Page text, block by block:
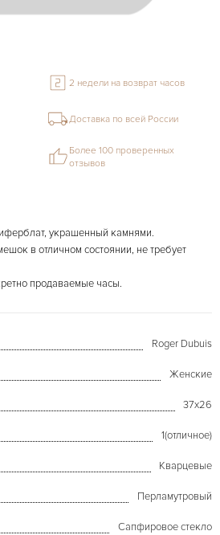
украшенный камнями.
в отличном состоянии, не требует
продаваемые часы.
Roger Dubuis
Женские
37x26
1(отличное)
Кварцевые
Перламутровый
Сапфировое стекло
2 недели на возврат часов
Доставка по всей России
Более 100 проверенных
отзывов